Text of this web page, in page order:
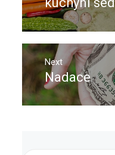
Next
Next
post:
Nadace